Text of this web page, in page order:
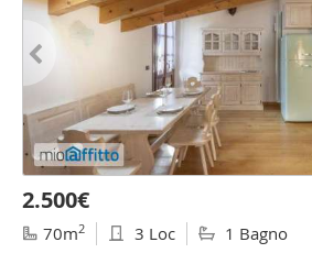
2.500€
70m2 3 Loc 1 Bagno